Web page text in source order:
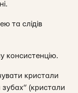
та слідів
консистенцію.
кристали
(кристали